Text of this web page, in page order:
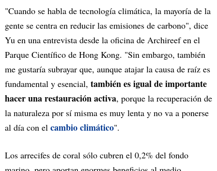
"Cuando se habla de tecnología climática, la mayoría de la
gente se centra en reducir las emisiones de carbono", dice
Yu en una entrevista desde la oficina de Archireef en el
Parque Científico de Hong Kong. "Sin embargo, también
me gustaría subrayar que, aunque atajar la causa de raíz es
fundamental y esencial, también es igual de importante
hacer una restauración activa, porque la recuperación de
la naturaleza por sí misma es muy lenta y no va a ponerse
al día con el cambio climático".
Los arrecifes de coral sólo cubren el 0,2% del fondo